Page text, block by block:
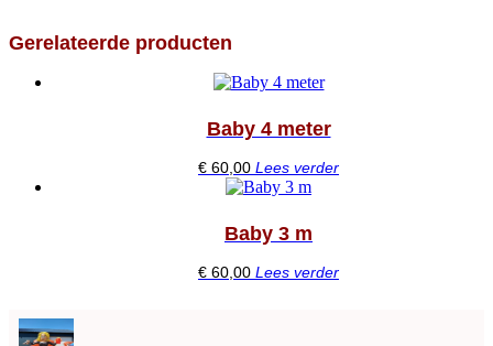
Gerelateerde producten
Baby 4 meter
€ 60,00 Lees verder
Baby 3 m
€ 60,00 Lees verder